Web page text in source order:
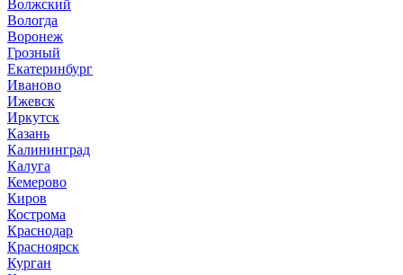
Волжский
Вологда
Воронеж
Грозный
Екатеринбург
Иваново
Ижевск
Иркутск
Казань
Калининград
Калуга
Кемерово
Киров
Кострома
Краснодар
Красноярск
Курган